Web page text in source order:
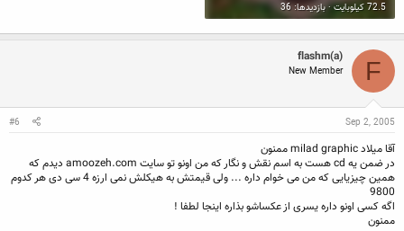
72.5 کیلوبایت · بازدیدها: 36
F
flashm(a)
New Member
Sep 2, 2005
#6
آقا میلاد milad graphic ممنون
در ضمن یه cd هست به اسم نقش و نگار که من اونو تو سایت amoozeh.com دیدم که
همین چیزیایی که من می خوام داره ... ولی قیمتش به هیکلش نمی ارزه 4 سی دی هر کدوم
9800
اگه کسی اونو داره یسری از عکساشو بذاره اینجا لطفا !
ممنون